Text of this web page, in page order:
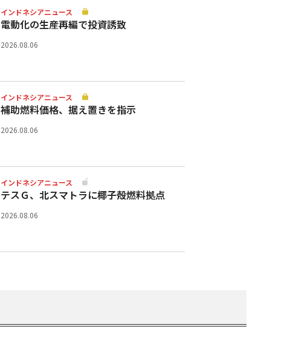
インドネシアニュース
電動化の生産再編で投資誘致
2026.08.06
インドネシアニュース
補助燃料価格、据え置きを指示
2026.08.06
インドネシアニュース
テスＧ、北スマトラに椰子殻燃料拠点
2026.08.06